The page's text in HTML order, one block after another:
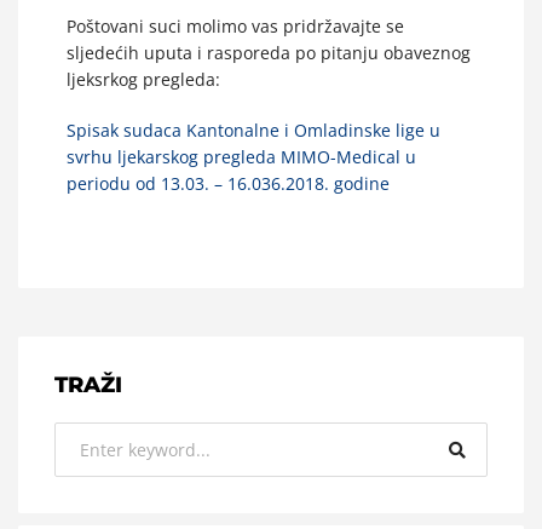
Poštovani suci molimo vas pridržavajte se
sljedećih uputa i rasporeda po pitanju obaveznog
ljeksrkog pregleda:
Spisak sudaca Kantonalne i Omladinske lige u
svrhu ljekarskog pregleda MIMO-Medical u
periodu od 13.03. – 16.036.2018. godine
TRAŽI